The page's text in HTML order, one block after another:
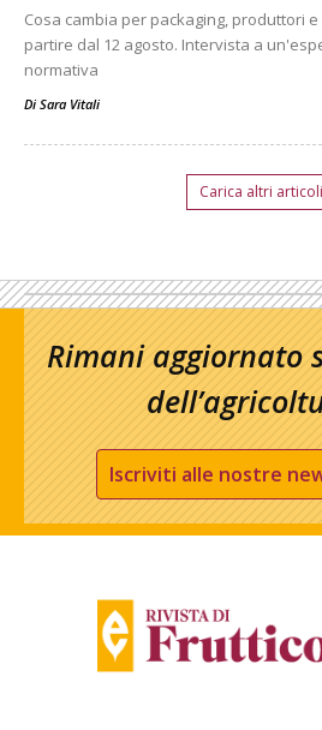
Cosa cambia per packaging, produttori
partire dal 12 agosto. Intervista a
normativa
Di Sara Vitali
Carica altri articoli
Rimani aggiornato
Iscriviti alle nostre